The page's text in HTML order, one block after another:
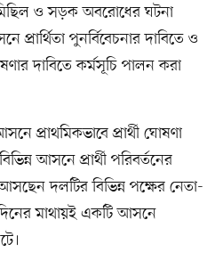
ও সড়ক অবরোধের ঘটনা
পুনর্বিবেচনার দাবিতে ও
দাবিতে কর্মসূচি পালন করা
প্রাথমিকভাবে প্রার্থী ঘোষণা
আসনে প্রার্থী পরিবর্তনের
দলটির বিভিন্ন পক্ষের নেতা-
দিনের মাথায়ই একটি আসনে